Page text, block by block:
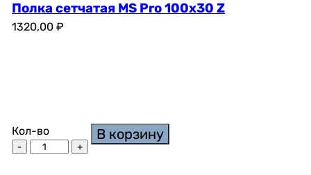
Полка сетчатая MS Pro 100х30 Z
1320,00 ₽
Кол-во В корзину